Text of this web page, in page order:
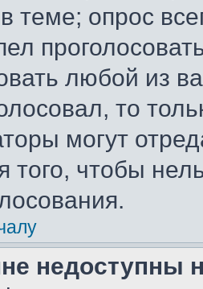
теме; опрос
любой из
то
могут
того, чтобы
недоступны